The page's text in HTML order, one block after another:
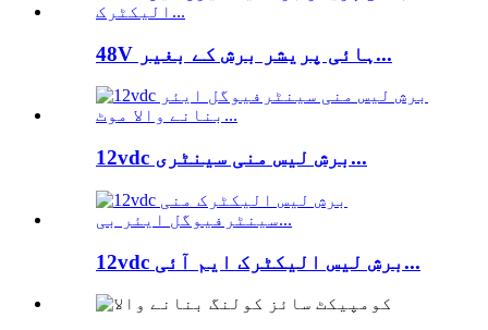
48V ہائی پریشر برش کے بغیر...
12vdc برش لیس منی سینٹری...
12vdc برش لیس الیکٹرک ایم آئی...